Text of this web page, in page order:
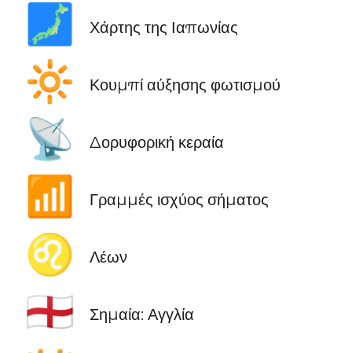
🗾 Χάρτης της Ιαπωνίας
🔆 Κουμπί αύξησης φωτισμού
📡 Δορυφορική κεραία
📶 Γραμμές ισχύος σήματος
♌ Λέων
🏴󠁧󠁢󠁥󠁮󠁧󠁿 Σημαία: Αγγλία